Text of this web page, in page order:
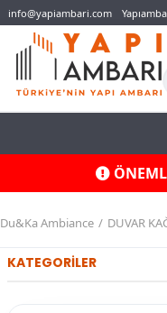
info@yapiambari.com
Du&Ka Ambiance DUVAR
KATEGORİLER